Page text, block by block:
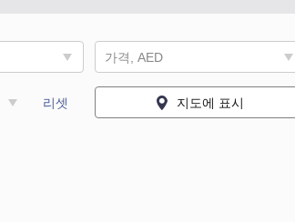
가격, AED
리셋 지도에 표시